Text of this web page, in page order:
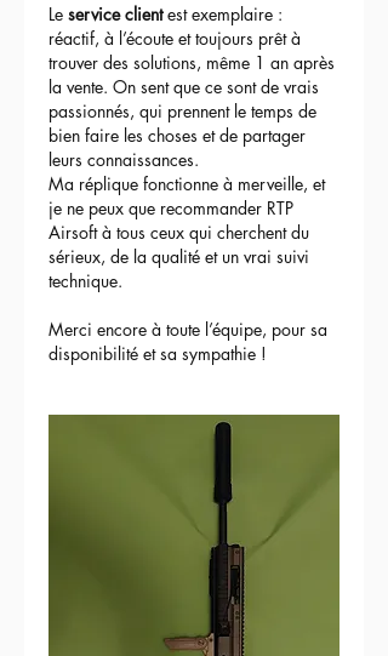
Le service client est exemplaire :
réactif, à l’écoute et toujours prêt à
trouver des solutions, même 1 an après
la vente. On sent que ce sont de vrais
passionnés, qui prennent le temps de
bien faire les choses et de partager
leurs connaissances.
Ma réplique fonctionne à merveille, et
je ne peux que recommander RTP
Airsoft à tous ceux qui cherchent du
sérieux, de la qualité et un vrai suivi
technique.
Merci encore à toute l’équipe, pour sa
disponibilité et sa sympathie !